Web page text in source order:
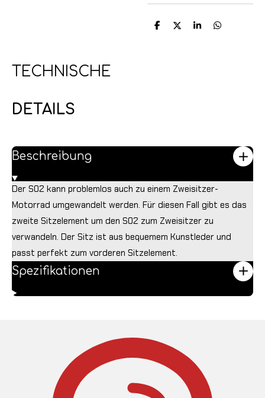
T
T
T
T
TECHNISCHE
DETAILS
Beschreibung
Der S02 kann problemlos auch zu einem Zweisitzer-
Motorrad umgewandelt werden. Für diesen Fall gibt es das
zweite Sitzelement um den S02 zum Zweisitzer zu
verwandeln. Der Sitz ist aus bequemem Kunstleder und
passt perfekt zum vorderen Sitzelement.
Spezifikationen